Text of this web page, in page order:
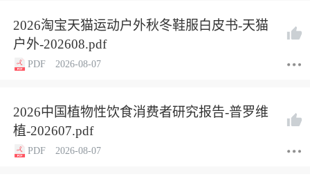
2026淘宝天猫运动户外秋冬鞋服白皮书-天猫
户外-202608.pdf
PDF 2026-08-07
2026中国植物性饮食消费者研究报告-普罗维
植-202607.pdf
PDF 2026-08-07